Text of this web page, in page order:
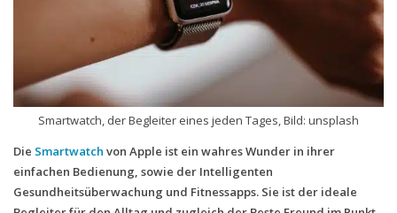
Prepaid-Tarife
Datentarife
Flatrate-Prepaidtarife
Mobilfunk-Vergleichsrechner
Mobilfunk-Tarifrechner
Flatrate-Datentarife
Smartwatch, der Begleiter eines jeden Tages, Bild: unsplash
Die Smartwatch von Apple ist ein wahres Wunder in ihrer
einfachen Bedienung, sowie der Intelligenten
Gesundheitsüberwachung und Fitnessapps. Sie ist der ideale